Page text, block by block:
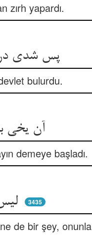
zırh yapardı.
پس شدی درمان جان هر درخت ** هر درختی از قدومش نیک‌بخت
bulurdu.
demeye başladı.
لیس یالف لیس یلف جسمه ** لیس الا شح نفس قسمه 3435
de bir şey, onunla